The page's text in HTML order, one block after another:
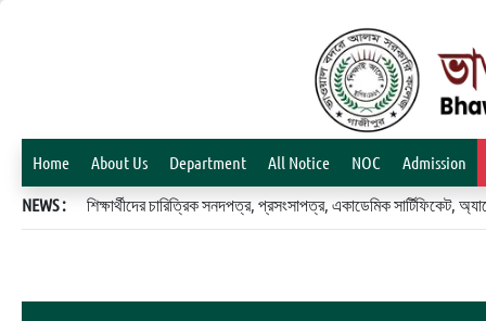
Home About Us Department All Notice NOC Admission
NEWS : শিক্ষার্থীদের চারিত্রিক সনদপত্র, প্রসংসাপত্র, একাডেমিক